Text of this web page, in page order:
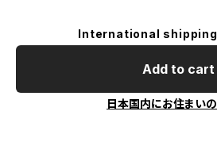
International
Add to cart
日本国内にお住まい